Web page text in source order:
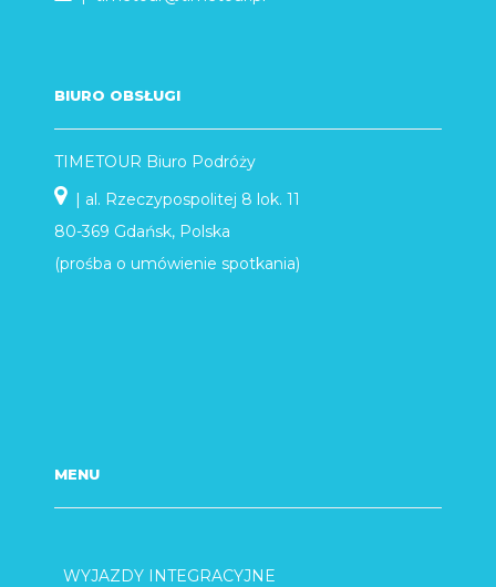
BIURO OBSŁUGI
TIMETOUR Biuro Podróży
| al. Rzeczypospolitej 8 lok. 11
80-369 Gdańsk, Polska
(prośba o umówienie spotkania)
MENU
WYJAZDY INTEGRACYJNE